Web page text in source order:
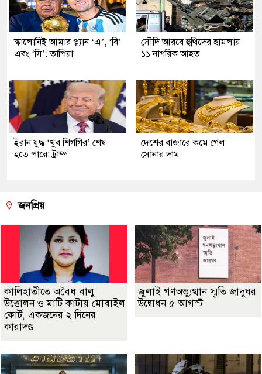
স্কালোনিই আমার প্ল্যান ‘এ’, ‘বি’
এবং ‘সি’: তাপিয়া
সৌদি আরবে হুথিদের হামলায়
১১ নাগরিক আহত
ইরান যুদ্ধ ‘খুব শিগগির’ শেষ
হতে পারে: ট্রাম্প
দেশের বাজারে কমে গেল
সোনার দাম
জনপ্রিয়
কালিহাতীতে অবৈধ বালু
উত্তোলন ও মাটি কাটায় মোবাইল
কোর্ট, একজনের ২ দিনের
কারাদণ্ড
জুলাই গণঅভ্যুত্থান স্মৃতি জাদুঘর
উদ্বোধন ৫ আগস্ট